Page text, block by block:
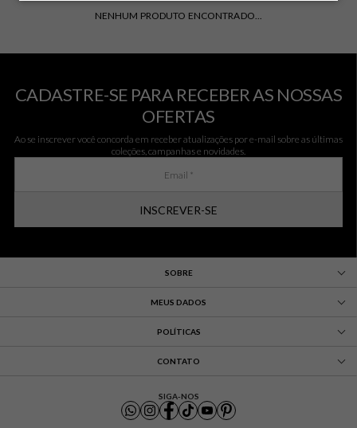
NENHUM PRODUTO ENCONTRADO...
CADASTRE-SE PARA RECEBER AS NOSSAS
OFERTAS
Ao se inscrever você concorda em receber atualizações por e-mail sobre as últimas
coleções, campanhas e novidades.
INSCREVER-SE
SOBRE
MEUS DADOS
POLÍTICAS
CONTATO
SIGA-NOS